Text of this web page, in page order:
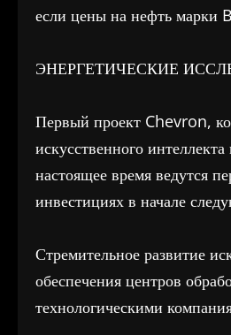
если цены на нефть марки
ЭНЕРГЕТИЧЕСКИЕ
Первый проект Chevron,
искусственного
настоящее время ведутся
инвестициях в начале
Стремительное развитие
обеспечения центров
технологическими